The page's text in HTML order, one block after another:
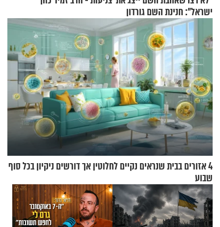
ישראל": חנינת השם גורדון
בריאיון מעורר השראה
4 אזורים בבית שנראים נקיים לחלוטין אך דורשים ניקיון בכל סוף
שבוע